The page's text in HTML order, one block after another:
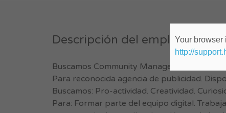
Descripción del empleo.
Buscamos Community Manager Semi-Senior
Para reconocida agencia de publicidad.
Buscamos: Pro-actividad. Creatividad.
Para: Formar parte del equipo digital.
Your browser
http://